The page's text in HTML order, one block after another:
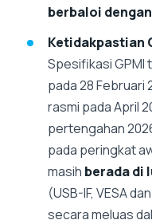
berbaloi
Ketidakpastian
Spesifikasi GPMI
pada 28 Februari
rasmi pada April
pertengahan
pada peringkat
masih berada di
(USB-IF, VESA
secara meluas